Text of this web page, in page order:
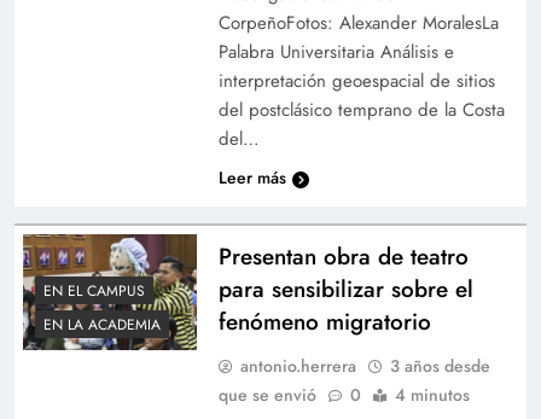
CorpeñoFotos: Alexander MoralesLa
Palabra Universitaria Análisis e
interpretación geoespacial de sitios
del postclásico temprano de la Costa
del…
Leer más
EN EL CAMPUS
EN LA ACADEMIA
Presentan obra de teatro
para sensibilizar sobre el
fenómeno migratorio
antonio.herrera
3 años desde
que se envió
0 4 minutos